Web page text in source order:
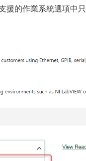
的作業系統選項中